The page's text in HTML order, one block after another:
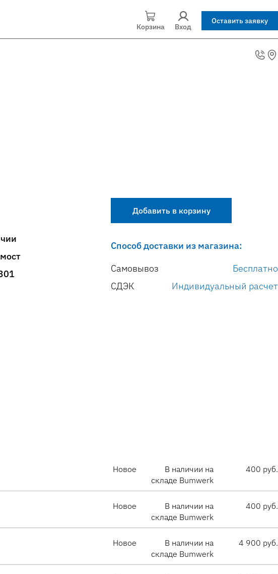
Корзина Вход
Оставить заявку
Добавить в корзину
Способ доставки из магазина:
Самовывоз
Бесплатно
СДЭК
Индивидуальный расчет
Новое
В наличии на
складе Bumwerk
400 руб.
Новое
В наличии на
складе Bumwerk
400 руб.
Новое
В наличии на
складе Bumwerk
4 900 руб.